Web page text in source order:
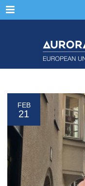
Menu
FEB
21